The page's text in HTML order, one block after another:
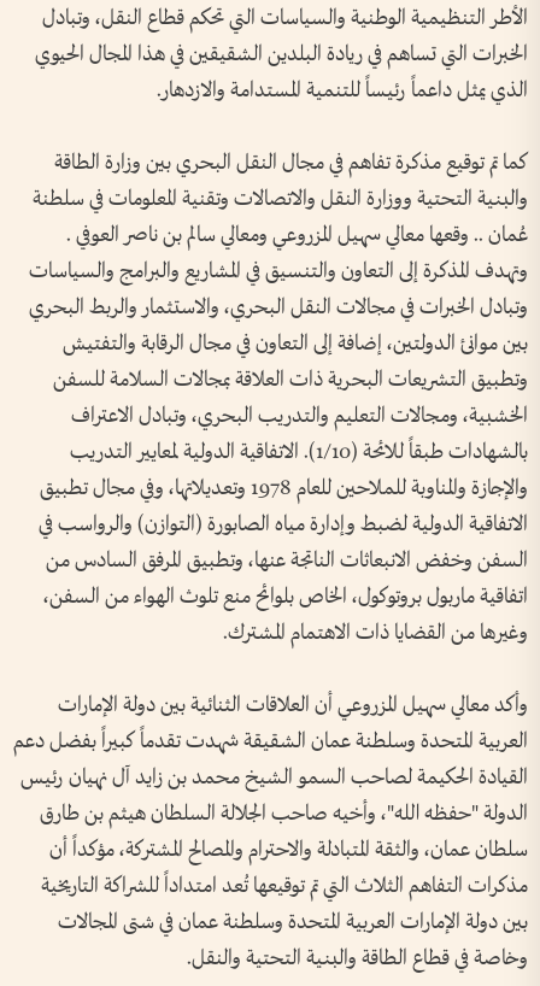
الأطر التنظيمية الوطنية والسياسات التي تحكم قطاع النقل، وتبادل
الخبرات التي تساهم في ريادة البلدين الشقيقين في هذا المجال الحيوي
الذي يمثل داعماً رئيساً للتنمية المستدامة والازدهار.
كما تم توقيع مذكرة تفاهم في مجال النقل البحري بين وزارة الطاقة
والبنية التحتية ووزارة النقل والاتصالات وتقنية المعلومات في سلطنة
عُمان .. وقعها معالي سهيل المزروعي ومعالي سالم بن ناصر العوفي .
وتهدف المذكرة إلى التعاون والتنسيق في المشاريع والبرامج والسياسات
وتبادل الخبرات في مجالات النقل البحري، والاستثمار والربط البحري
بين موانئ الدولتين، إضافة إلى التعاون في مجال الرقابة والتفتيش
وتطبيق التشريعات البحرية ذات العلاقة بمجالات السلامة للسفن
الخشبية، ومجالات التعليم والتدريب البحري، وتبادل الاعتراف
بالشهادات طبقاً للائحة (1/10). الاتفاقية الدولية لمعايير التدريب
والإجازة والمناوبة للملاحين للعام 1978 وتعديلاتها، وفي مجال تطبيق
الاتفاقية الدولية لضبط وإدارة مياه الصابورة (التوازن) والرواسب في
السفن وخفض الانبعاثات الناتجة عنها، وتطبيق المرفق السادس من
اتفاقية ماربول بروتوكول، الخاص بلوائح منع تلوث الهواء من السفن،
وغيرها من القضايا ذات الاهتمام المشترك.
وأكد معالي سهيل المزروعي أن العلاقات الثنائية بين دولة الإمارات
العربية المتحدة وسلطنة عمان الشقيقة شهدت تقدماً كبيراً بفضل دعم
القيادة الحكيمة لصاحب السمو الشيخ محمد بن زايد آل نهيان رئيس
الدولة "حفظه الله"، وأخيه صاحب الجلالة السلطان هيثم بن طارق
سلطان عمان، والثقة المتبادلة والاحترام والمصالح المشتركة، مؤكداً أن
مذكرات التفاهم الثلاث التي تم توقيعها تُعد امتداداً للشراكة التاريخية
بين دولة الإمارات العربية المتحدة وسلطنة عمان في شتى المجالات
وخاصة في قطاع الطاقة والبنية التحتية والنقل.